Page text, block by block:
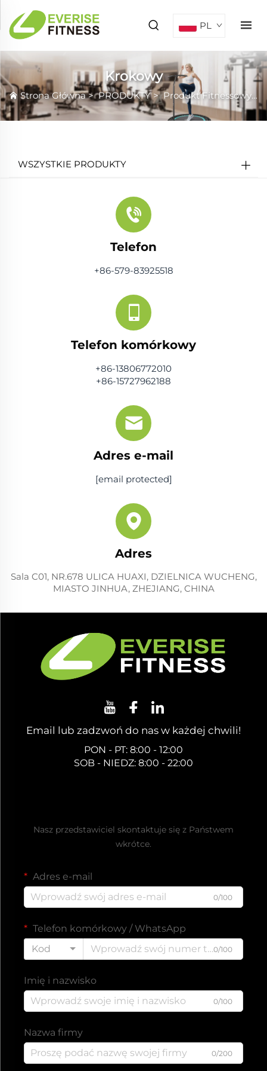
PL
Krokowy
Strona Główna>PRODUKTY>Produkt Fitnessowy>
WSZYSTKIE PRODUKTY
Telefon
+86-579-83925518
Telefon komórkowy
+86-13806772010
+86-15727962188
Adres e-mail
[email protected]
Adres
Sala C01, NR.678 ULICA HUAXI, DZIELNICA WUCHENG,
MIASTO JINHUA, ZHEJIANG, CHINA
Email lub zadzwoń do nas w każdej chwili!
PON - PT: 8:00 - 12:00
SOB - NIEDZ: 8:00 - 22:00
Nasz przedstawiciel skontaktuje się z Państwem
wkrótce.
Adres e-mail
0/100
Telefon komórkowy / WhatsApp
Kod
0/100
Imię i nazwisko
0/100
Nazwa firmy
0/200